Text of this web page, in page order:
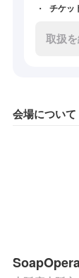
チケッ
取扱
会場について